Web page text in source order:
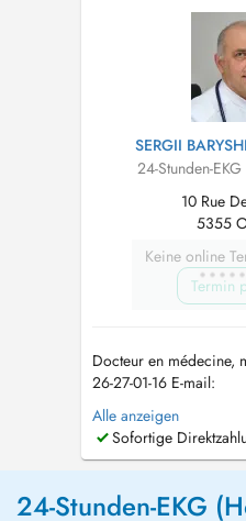
retention) / respiratory
SERGII
24-Stunden-
10 Rue
5355
Keine online
Termin
Docteur en médecine,
26-27-01-16 E-mail:
meiner Praxis biete ich
medizinische
individuellen
körperliche als auch
Alle anzeigen
Sofortige
24-Stunden-EKG